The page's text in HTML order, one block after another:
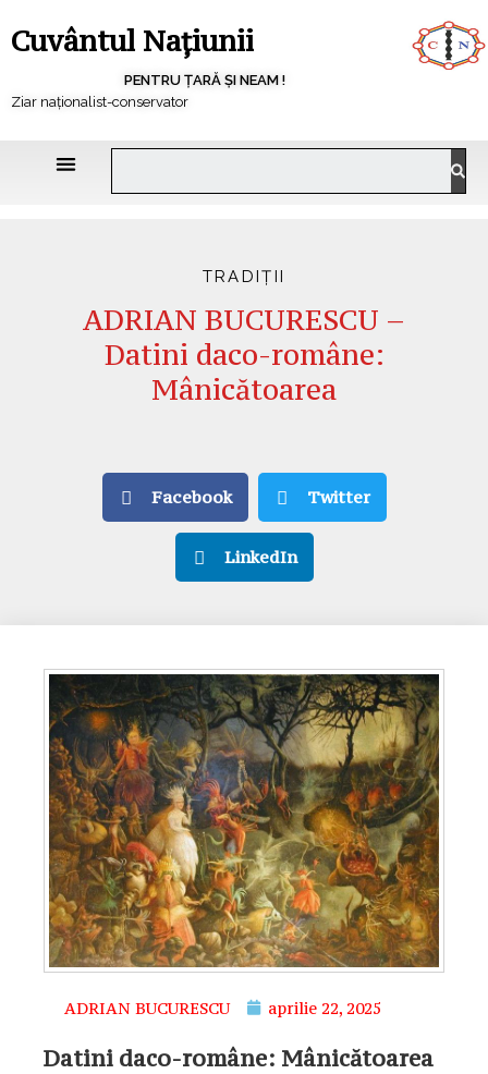
Cuvântul Națiunii
PENTRU ȚARĂ ȘI NEAM !
Ziar naționalist-conservator
TRADIȚII
ADRIAN BUCURESCU –
Datini daco-române:
Mânicătoarea
Facebook Twitter
LinkedIn
ADRIAN BUCURESCU aprilie 22, 2025
Datini daco-române: Mânicătoarea